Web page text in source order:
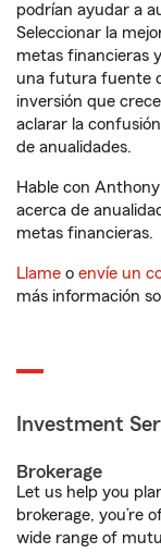
podrían ayudar a
Seleccionar la
metas financieras
una futura fuente
inversión que
aclarar la
de anualidades.
Hable con
acerca de
metas financieras.
Llame o envíe un
más información
Investment
Brokerage
Let us help you
brokerage, you’re
wide range of